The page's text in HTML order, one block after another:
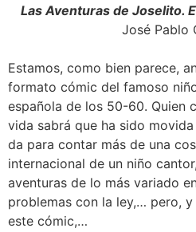
Las Aventuras de Joselito.
José Pablo
Estamos, como bien parece,
formato cómic del famoso
española de los 50-60. Quien
vida sabrá que ha sido
da para contar más de una
internacional de un niño
aventuras de lo más variado
problemas con la ley,… pero,
este cómic,…